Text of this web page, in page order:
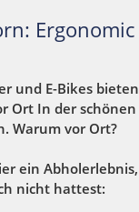
Ergonomic
und E-Bikes
Ort In der schönen
Warum vor Ort?
ein Abholerlebnis,
nicht hattest: